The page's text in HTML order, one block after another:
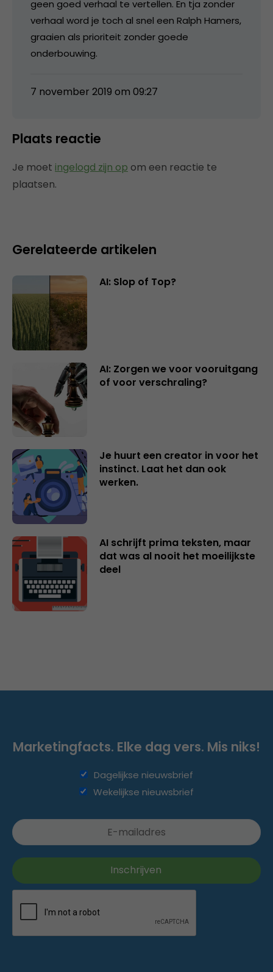
geen goed verhaal te vertellen. En tja zonder
verhaal word je toch al snel een Ralph Hamers,
graaien als prioriteit zonder goede
onderbouwing.
7 november 2019 om 09:27
Plaats reactie
Je moet ingelogd zijn op om een reactie te
plaatsen.
Gerelateerde artikelen
AI: Slop of Top?
AI: Zorgen we voor vooruitgang
of voor verschraling?
Je huurt een creator in voor het
instinct. Laat het dan ook
werken.
AI schrijft prima teksten, maar
dat was al nooit het moeilijkste
deel
Marketingfacts. Elke dag vers. Mis niks!
Dagelijkse nieuwsbrief
Wekelijkse nieuwsbrief